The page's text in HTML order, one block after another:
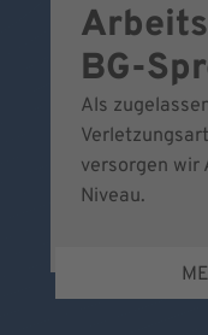
BG-
Als
versorgen wir
Niveau.